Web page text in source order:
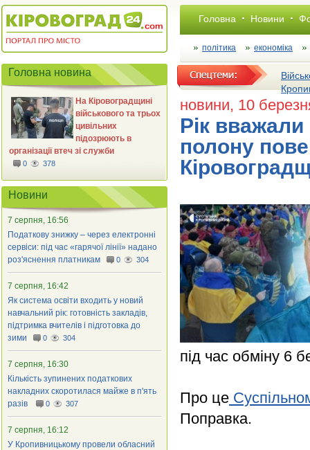
Головна Новини
політика економіка
новини, 10
Рік вважали
полону
під час обміну 6
Про це
Поправка.
Головна новина
На Кіровоградщині
військового та трьох
цивільних
підозрюють в
організації втеч зі служби
0 378
Новини
7 серпня, 16:56
Податкову знижку – через електронні
сервіси: під час «гарячої лінії» надано
роз'яснення платникам
0 304
7 серпня, 16:42
Як система освіти входить у новий
навчальний рік: готовність закладів,
підтримка вчителів і підготовка до
зими
0 304
7 серпня, 16:30
Кількість зупинених податкових
накладних скоротилася майже в п'ять
разів
0 307
7 серпня, 16:12
У Кропивницькому провели обласний